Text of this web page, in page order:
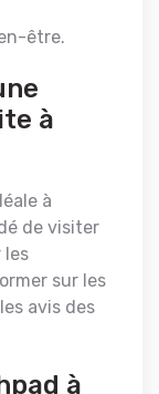
être.
à
à
de visiter
les
sur les
avis des
à